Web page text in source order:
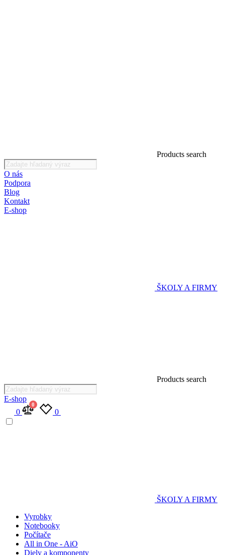
Products search
O nás
Podpora
Blog
Kontakt
E-shop
ŠKOLY A FIRMY
Products search
E-shop
0
0
0
ŠKOLY A FIRMY
Vyrobky
Notebooky
Počítače
All in One - AiO
Diely a komponenty